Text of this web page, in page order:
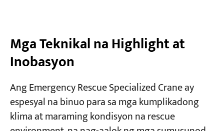
Mga Teknikal na Highlight at
Inobasyon
Ang Emergency Rescue Specialized Crane ay
espesyal na binuo para sa mga kumplikadong
klima at maraming kondisyon na rescue